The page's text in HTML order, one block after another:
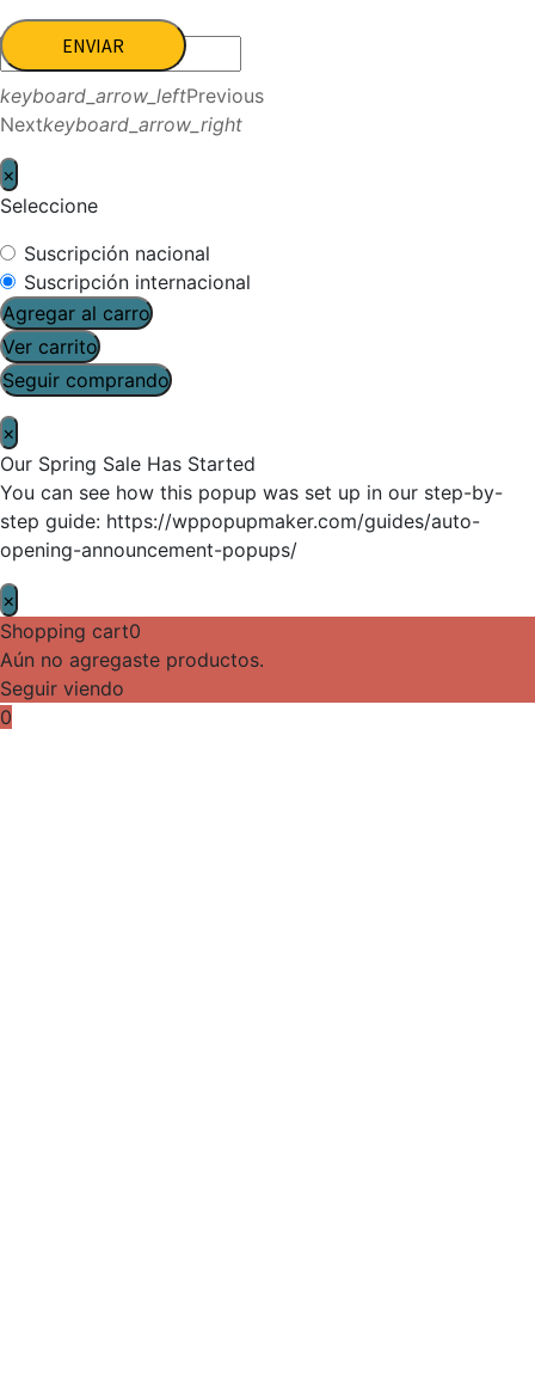
ENVIAR
keyboard_arrow_leftPrevious
Nextkeyboard_arrow_right
×
Seleccione
Suscripción nacional
Suscripción internacional
Agregar al carro
Ver carrito
Seguir comprando
×
Our Spring Sale Has Started
You can see how this popup was set up in our step-by-
step guide: https://wppopupmaker.com/guides/auto-
opening-announcement-popups/
×
Shopping cart0
Aún no agregaste productos.
Seguir viendo
0